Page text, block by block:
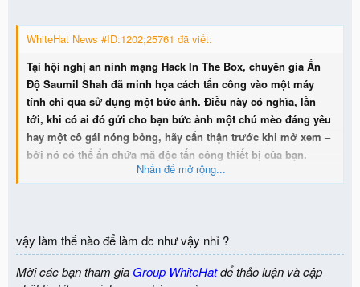
WhiteHat News #ID:1202;25761 đã viết:
Tại hội nghị an ninh mạng Hack In The Box, chuyên gia Ấn
Độ Saumil Shah đã minh họa cách tấn công vào một máy
tính chỉ qua sử dụng một bức ảnh. Điều này có nghĩa, lần
tới, khi có ai đó gửi cho bạn bức ảnh một chú mèo đáng yêu
hay một cô gái nóng bỏng, hãy cẩn thận trước khi mở xem –
bởi nó có thể ẩn chứa mã độc tấn công thiết bị của bạn.
Nhấn để mở rộng...
vậy làm thế nào để làm dc như vậy nhỉ ?
Mời các bạn tham gia Group WhiteHatđể thảo luận và cập